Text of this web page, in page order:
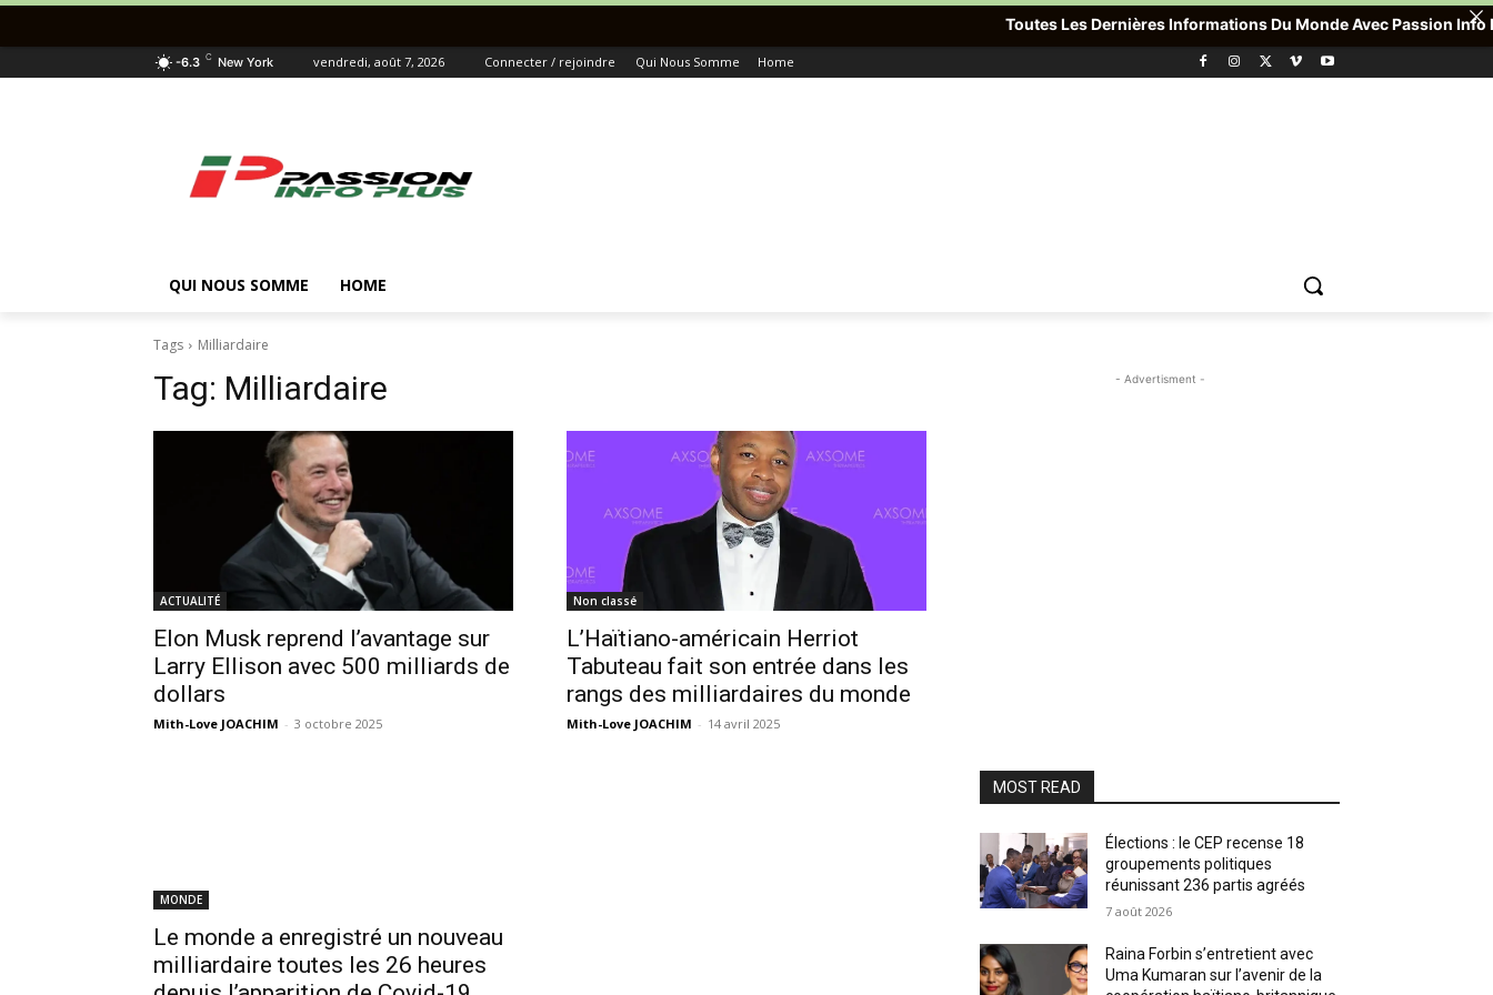
-6.3 C New York vendredi, août 7, 2026 Connecter / rejoindre Qui Nous Somme Home
QUI NOUS SOMME HOME
Tags Milliardaire
Tag: Milliardaire
ACTUALITÉ
Elon Musk reprend l’avantage sur
Larry Ellison avec 500 milliards de
dollars
Mith-Love JOACHIM - 3 octobre 2025
Non classé
L’Haïtiano-américain Herriot
Tabuteau fait son entrée dans les
rangs des milliardaires du monde
Mith-Love JOACHIM - 14 avril 2025
MONDE
Le monde a enregistré un nouveau
milliardaire toutes les 26 heures
- Advertisment -
MOST READ
Élections : le CEP recense 18
groupements politiques
réunissant 236 partis agréés
7 août 2026
Raina Forbin s’entretient avec
Uma Kumaran sur l’avenir de la
Toutes Les Dernières Informations Du Monde Avec Passion Info